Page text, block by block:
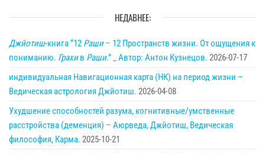
НЕДАВНЕЕ:
Джйотиш-книга “12 Раши– 12 Пространств жизни. От ощущения к
пониманию. Грахив Раши.” _ Автор: Антон Кузнецов. 2026-07-17
индивидуальная Навигационная карта (НК) на период жизни –
Ведическая астрология Джйотиш. 2026-04-08
Ухудшение способностей разума, когнитивные/умственные
расстройства (деменция) – Аюрведа, Джйотиш, Ведическая
философия, Карма. 2025-10-21